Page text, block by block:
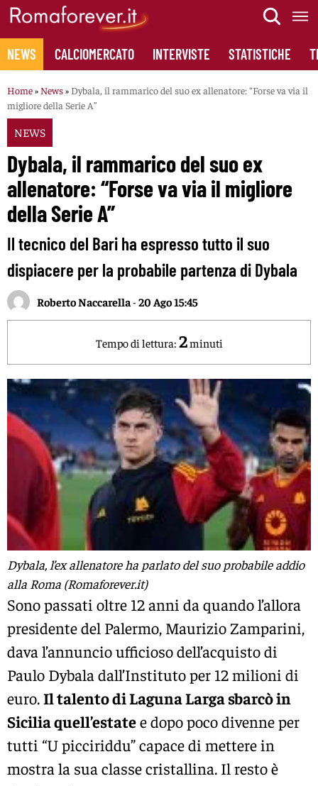
Skip
content
NEWS CALCIOMERCATO INTERVISTE STATISTICHE
Home» News» Dybala, il rammarico del suo ex allenatore: “Forse va via il
migliore della Serie A”
NEWS
Dybala, il rammarico del suo ex
allenatore: “Forse va via il migliore
della Serie A”
Il tecnico del Bari ha espresso tutto il suo
dispiacere per la probabile partenza di Dybala
Roberto Naccarella -20 Ago 15:45
Tempo di lettura: 2minuti
Dybala, l’ex allenatore ha parlato del suo probabile addio
alla Roma (Romaforever.it)
Sono passati oltre 12 anni da quando l’allora
presidente del Palermo, Maurizio Zamparini,
dava l’annuncio ufficioso dell’acquisto di
Paulo Dybala dall’Instituto per 12 milioni di
euro.Il talento di Laguna Larga sbarcò in
Sicilia quell’estatee dopo poco divenne per
tutti “U picciriddu” capace di mettere in
mostra la sua classe cristallina. Il resto è